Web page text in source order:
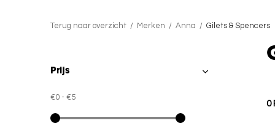
Terug naar overzicht Merken Anna Gilets & Spencers
0
Prijs
€0 - €5